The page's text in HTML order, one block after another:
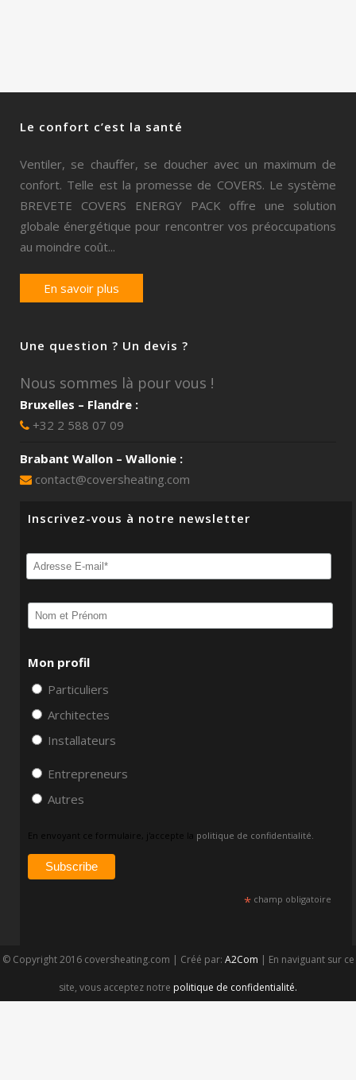
Le confort c’est la santé
Ventiler, se chauffer, se doucher avec un maximum de
confort. Telle est la promesse de COVERS. Le système
BREVETE COVERS ENERGY PACK offre une solution
globale énergétique pour rencontrer vos préoccupations
au moindre coût...
En savoir plus
Une question ? Un devis ?
Nous sommes là pour vous !
Bruxelles – Flandre :
+32 2 588 07 09
Brabant Wallon – Wallonie :
contact@coversheating.com
Inscrivez-vous à notre newsletter
Mon profil
Particuliers
Architectes
Installateurs
Entrepreneurs
Autres
En envoyant ce formulaire, j'accepte la politique de confidentialité.
* champ obligatoire
© Copyright 2016 coversheating.com | Créé par: A2Com | En naviguant sur ce
site, vous acceptez notre politique de confidentialité.